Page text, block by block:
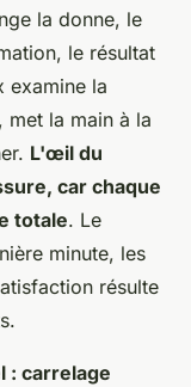
la donne, le
le résultat
examine la
la main à la
L'œil du
car chaque
totale. Le
minute, les
résulte
: carrelage